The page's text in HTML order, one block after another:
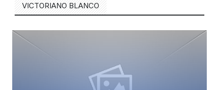
VICTORIANO BLANCO